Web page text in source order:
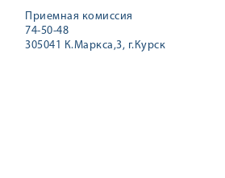
Приемная комиссия
74-50-48
305041 К.Маркса,3, г.Курск